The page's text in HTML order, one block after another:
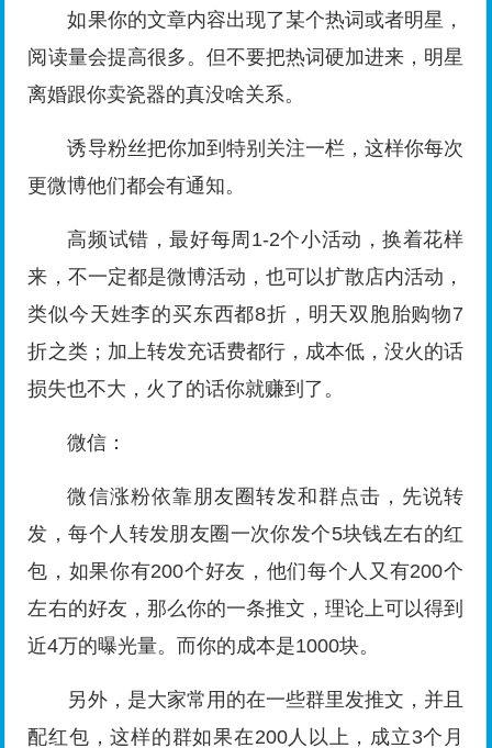
如果你的文章内容出现了某个热词或者明星，
阅读量会提高很多。但不要把热词硬加进来，明星
离婚跟你卖瓷器的真没啥关系。
诱导粉丝把你加到特别关注一栏，这样你每次
更微博他们都会有通知。
高频试错，最好每周1-2个小活动，换着花样
来，不一定都是微博活动，也可以扩散店内活动，
类似今天姓李的买东西都8折，明天双胞胎购物7
折之类；加上转发充话费都行，成本低，没火的话
损失也不大，火了的话你就赚到了。
微信：
微信涨粉依靠朋友圈转发和群点击，先说转
发，每个人转发朋友圈一次你发个5块钱左右的红
包，如果你有200个好友，他们每个人又有200个
左右的好友，那么你的一条推文，理论上可以得到
近4万的曝光量。而你的成本是1000块。
另外，是大家常用的在一些群里发推文，并且
配红包，这样的群如果在200人以上，成立3个月